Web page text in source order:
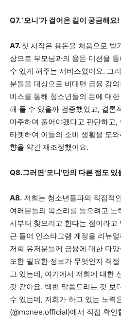
Q7. ‘모니’가 걸어온 길이 궁금해요!
A7.첫 시작은 용돈을 처음으로 받
상으로 부모님과의 용돈 미션을
수 있게 해주는 서비스였어요. 그
분들을 대상으로 비대면 금융 강
비스를 통해 청소년들의 돈에 대
해 풀 수 있을까 검증했었고, 결론
마주하며 풀어야겠다고 판단하고,
타겟하여 이들의 소비 생활을 도
향을 약간 재조정했어요.
Q8.그러면‘모니’만의 다른 점도 있
A8. 저희는 청소년들과의 직접적
여러분들의 목소리를 들으려고 노
서부터 찾으려고 한다는 점이라고
근 들어 인스타그램 계정을 리뉴
저희 유저분들께 금융에 대한 다
또한 필요한 정보가 무엇인지 직
고 있는데, 여기에서 저희에 대한
것 같아요. 백번 말씀드리는 것 보
수 있는데, 저희가 하고 있는 노력
(@monee.official)에서 직접 확인